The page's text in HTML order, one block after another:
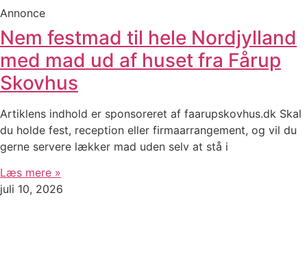
Annonce
Nem festmad til hele Nordjylland
med mad ud af huset fra Fårup
Skovhus
Artiklens indhold er sponsoreret af faarupskovhus.dk Skal
du holde fest, reception eller firmaarrangement, og vil du
gerne servere lækker mad uden selv at stå i
Læs mere »
juli 10, 2026